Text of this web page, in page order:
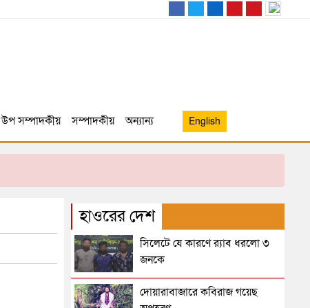
উপ সম্পাদকীয় সম্পাদকীয় অন্যান্য English
হাওরের দেশ
সিলেটে যে কারণে র‌্যাব ধরলো ৩
জনকে
দোয়ারাবাজারে কবিরাজ গয়েছ